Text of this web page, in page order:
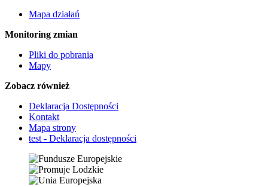
Mapa działań
Monitoring zmian
Pliki do pobrania
Mapy
Zobacz również
Deklaracja Dostępności
Kontakt
Mapa strony
test - Deklaracja dostępności